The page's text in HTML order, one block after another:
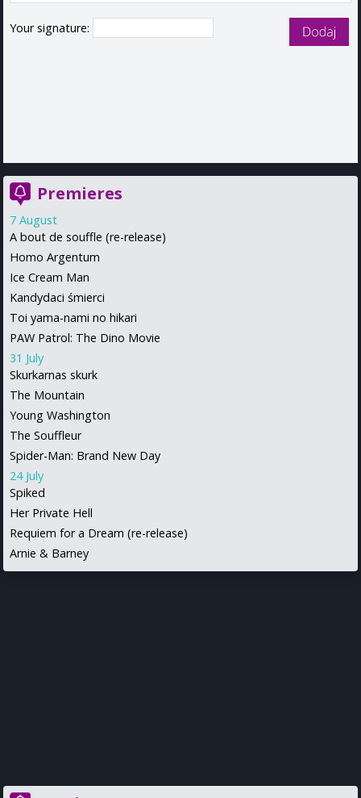
Your signature:
Premieres
7 August
A bout de souffle (re-release)
Homo Argentum
Ice Cream Man
Kandydaci śmierci
Toi yama-nami no hikari
PAW Patrol: The Dino Movie
31 July
Skurkarnas skurk
The Mountain
Young Washington
The Souffleur
Spider-Man: Brand New Day
24 July
Spiked
Her Private Hell
Requiem for a Dream (re-release)
Arnie & Barney